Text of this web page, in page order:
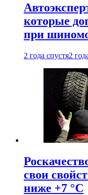
которые
при
2 года спустя2
свои
ниже +7 °C